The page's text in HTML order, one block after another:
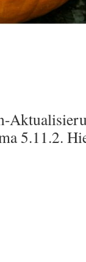
5.11.2.